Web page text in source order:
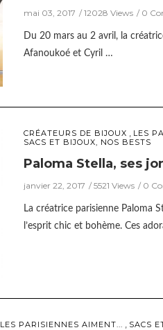
mai 03, 2017 12028 Views 0
Du 20 mars au 2 avril, la
Afanoukoé et Cyril …
CRÉATEURS DE BIJOUX LES
SACS ET BIJOUX, NOS BESTS
Paloma Stella, ses
janvier 22, 2017 5521 Views 0
La créatrice parisienne Paloma
l’esprit chic et bohème. Ces
LES PARISIENNES AIMENT... SACS